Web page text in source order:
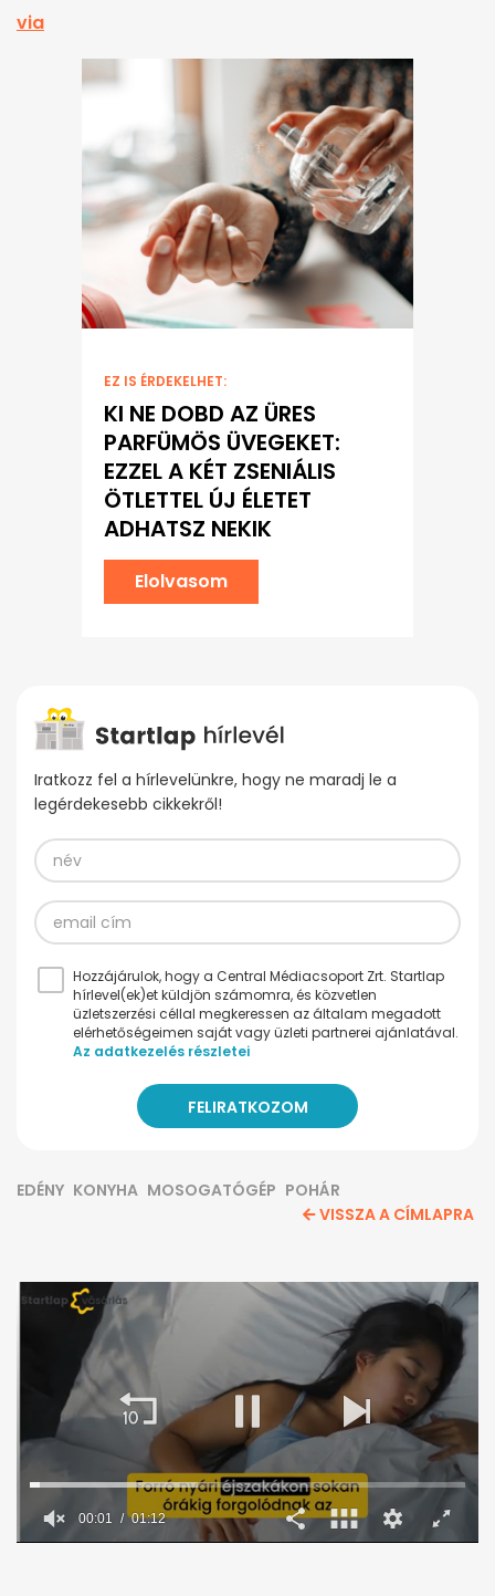
via
EZ IS ÉRDEKELHET:
KI NE DOBD AZ ÜRES
PARFÜMÖS ÜVEGEKET:
EZZEL A KÉT ZSENIÁLIS
ÖTLETTEL ÚJ ÉLETET
ADHATSZ NEKIK
Elolvasom
Iratkozz fel a hírlevelünkre, hogy ne maradj le a
legérdekesebb cikkekről!
Hozzájárulok, hogy a Central Médiacsoport Zrt. Startlap
hírlevel(ek)et küldjön számomra, és közvetlen
üzletszerzési céllal megkeressen az általam megadott
elérhetőségeimen saját vagy üzleti partnerei ajánlatával.
Az adatkezelés részletei
EDÉNY KONYHA MOSOGATÓGÉP POHÁR
VISSZA A CÍMLAPRA